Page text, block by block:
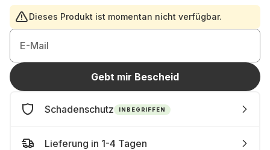
Dieses Produkt ist momentan nicht verfügbar.
E-Mail
Gebt mir Bescheid
Schadenschutz INBEGRIFFEN
Lieferung in 1-4 Tagen